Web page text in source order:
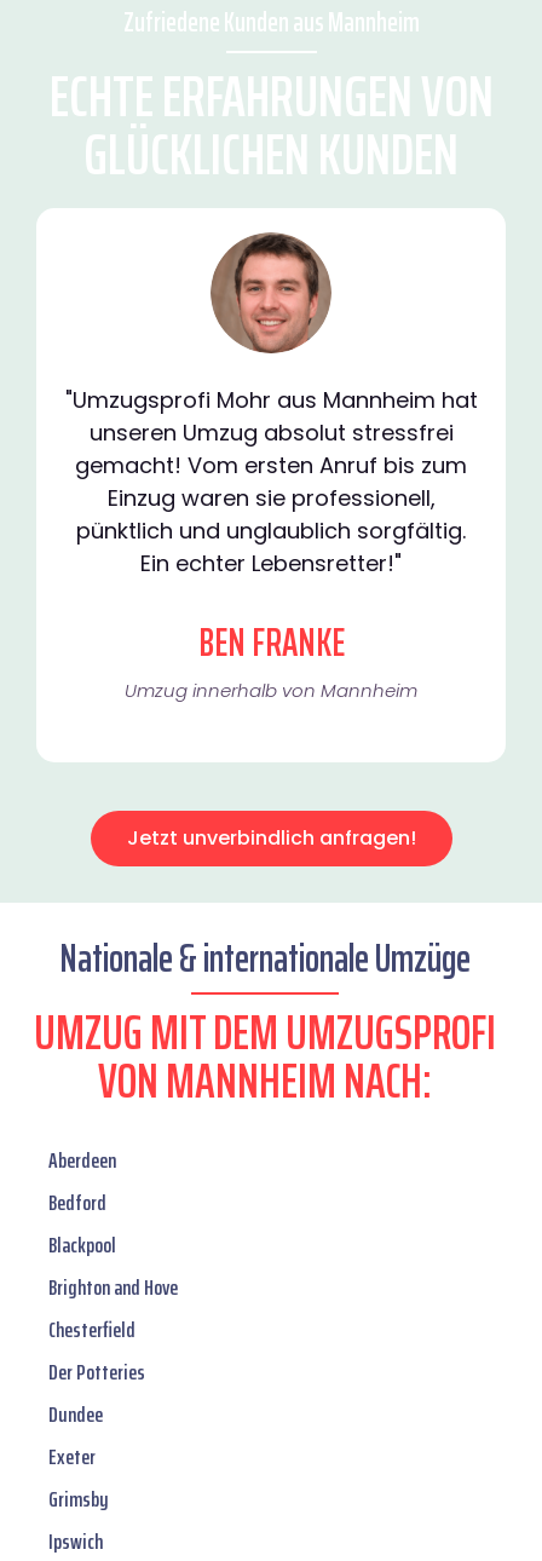
Zufriedene Kunden aus Mannheim
ECHTE ERFAHRUNGEN VON
GLÜCKLICHEN KUNDEN
"Umzugsprofi Mohr aus Mannheim hat
unseren Umzug absolut stressfrei
gemacht! Vom ersten Anruf bis zum
Einzug waren sie professionell,
pünktlich und unglaublich sorgfältig.
Ein echter Lebensretter!"
BEN FRANKE
Umzug innerhalb von Mannheim​
Jetzt unverbindlich anfragen!
Nationale & internationale Umzüge
UMZUG MIT DEM UMZUGSPROFI
VON MANNHEIM NACH:
Aberdeen
Bedford
Blackpool
Brighton and Hove
Chesterfield
Der Potteries
Dundee
Exeter
Grimsby
Ipswich